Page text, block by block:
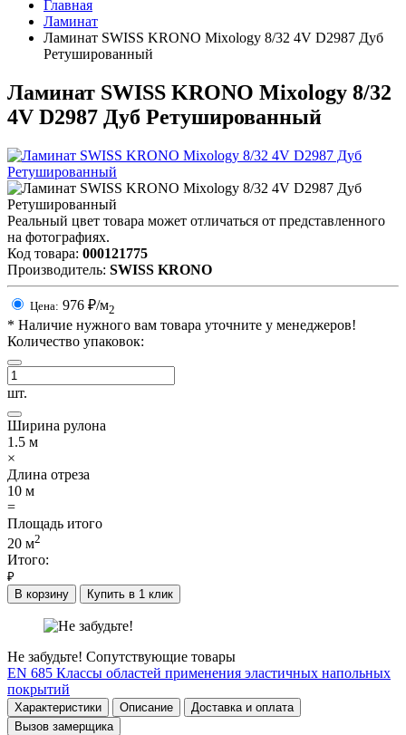
Главная
Ламинат
Ламинат SWISS KRONO Mixology 8/32 4V D2987 Дуб
Ретушированный
Ламинат SWISS KRONO Mixology 8/32
4V D2987 Дуб Ретушированный
Реальный цвет товара может отличаться от представленного
на фотографиях.
Код товара: 000121775
Производитель: SWISS KRONO
Цена: 976 ₽/м2
* Наличие нужного вам товара уточните у менеджеров!
Количество упаковок:
шт.
Ширина рулона
1.5 м
×
Длина отреза
10 м
=
Площадь итого
20 м2
Итого:
₽
В корзину
Купить в 1 клик
Не забудьте! Сопутствующие товары
EN 685 Классы областей применения эластичных напольных
покрытий
Характеристики Описание
Доставка и оплата
Вызов замерщика